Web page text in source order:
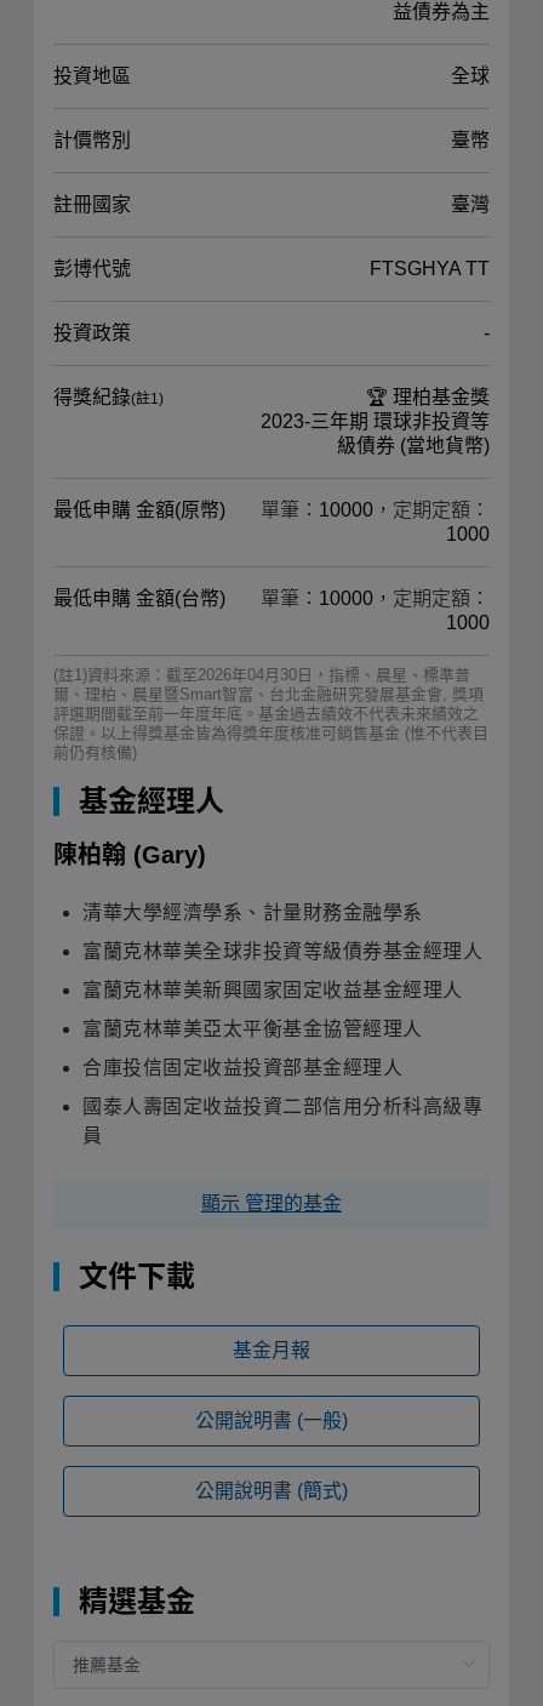
益債券為主
投資地區 全球
計價幣別 臺幣
註冊國家 臺灣
彭博代號 FTSGHYA TT
投資政策 -
得獎紀錄(註1)
🏆 理柏基金獎
2023-三年期 環球非投資等
級債券 (當地貨幣)
最低申購 金額(原幣)
單筆：10000，定期定額：
1000
最低申購 金額(台幣)
單筆：10000，定期定額：
1000
(註1)資料來源：截至2026年04月30日，指標、晨星、標準普
爾、理柏、晨星暨Smart智富、台北金融研究發展基金會, 獎項
評選期間截至前一年度年底。基金過去績效不代表未來績效之
保證。以上得獎基金皆為得獎年度核准可銷售基金 (惟不代表目
前仍有核備)
基金經理人
陳柏翰 (Gary)
清華大學經濟學系、計量財務金融學系
富蘭克林華美全球非投資等級債券基金經理人
富蘭克林華美新興國家固定收益基金經理人
富蘭克林華美亞太平衡基金協管經理人
合庫投信固定收益投資部基金經理人
國泰人壽固定收益投資二部信用分析科高級專
員
顯示 管理的基金
文件下載
基金月報
公開說明書 (一般)
公開說明書 (簡式)
精選基金